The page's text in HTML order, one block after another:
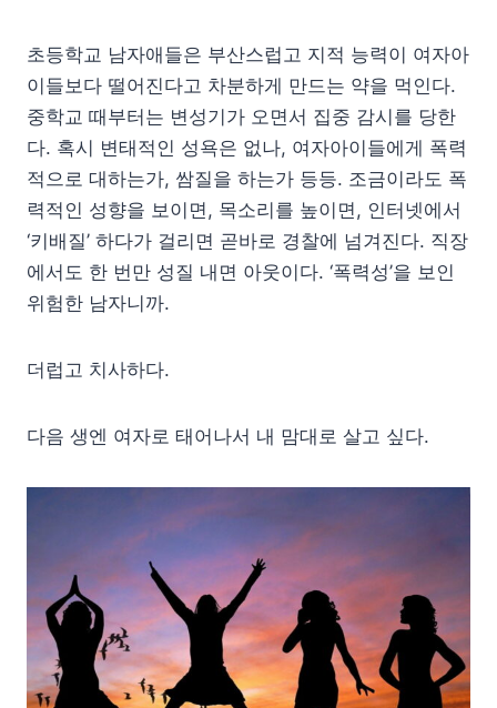
초등학교 남자애들은 부산스럽고 지적 능력이 여자아
이들보다 떨어진다고 차분하게 만드는 약을 먹인다.
중학교 때부터는 변성기가 오면서 집중 감시를 당한
다. 혹시 변태적인 성욕은 없나, 여자아이들에게 폭력
적으로 대하는가, 쌈질을 하는가 등등. 조금이라도 폭
력적인 성향을 보이면, 목소리를 높이면, 인터넷에서
‘키배질’ 하다가 걸리면 곧바로 경찰에 넘겨진다. 직장
에서도 한 번만 성질 내면 아웃이다. ‘폭력성’을 보인
위험한 남자니까.
더럽고 치사하다.
다음 생엔 여자로 태어나서 내 맘대로 살고 싶다.